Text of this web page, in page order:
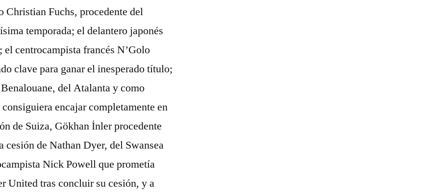
Christian Fuchs, procedente del
temporada; el delantero japonés
centrocampista francés N’Golo
clave para ganar el inesperado título;
del Atalanta y como
encajar completamente en
de Suiza, Gökhan İnler procedente
cesión de Nathan Dyer, del Swansea
Nick Powell que prometía
United tras concluir su cesión, y a